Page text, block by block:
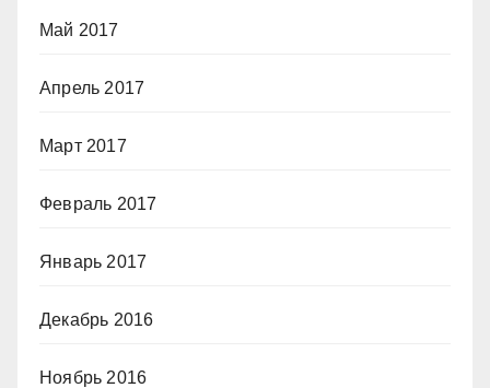
Май 2017
Апрель 2017
Март 2017
Февраль 2017
Январь 2017
Декабрь 2016
Ноябрь 2016